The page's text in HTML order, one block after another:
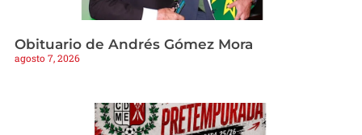
Obituario de Andrés Gómez Mora
agosto 7, 2026